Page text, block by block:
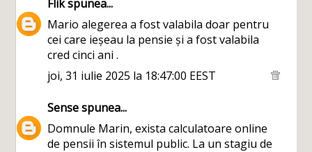
Flikspunea...
Mario alegerea a fost valabila doar pentru
cei care ieșeau la pensie și a fost valabila
cred cinci ani .
joi, 31 iulie 2025 la 18:47:00 EEST
Sensespunea...
Domnule Marin, exista calculatoare online
de pensii în sistemul public. La un stagiu de